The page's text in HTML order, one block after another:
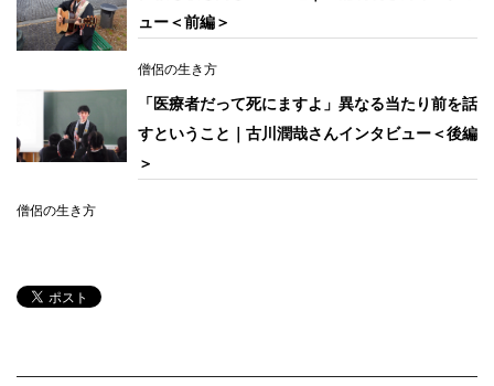
ュー＜前編＞
僧侶の生き方
「医療者だって死にますよ」異なる当たり前を話
すということ｜古川潤哉さんインタビュー＜後編
＞
僧侶の生き方